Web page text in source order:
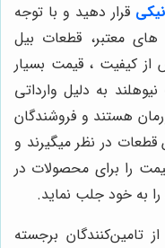
قرار دهید و با توجه
های معتبر، قطعات بیل
از کیفیت ، قیمت بسیار
به دلیل وارداتی
هستند و فروشندگان
در نظر میگیرند و
را برای محصولات در
به خود جلب نماید.
تامین‌کنندگان برجسته